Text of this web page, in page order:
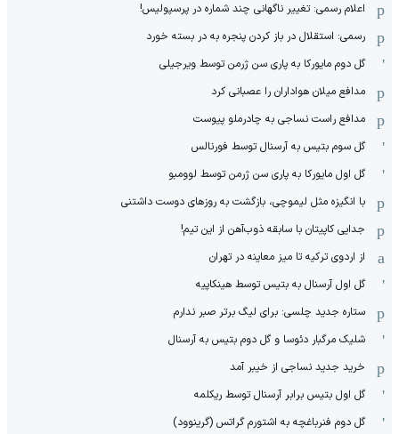
اعلام رسمی: تغییر ناگهانی چند شماره در پرسپولیس!
رسمی: استقلال در باز کردن پنجره به در بسته خورد
گل دوم مایورکا به پاری سن ژرمن توسط ویرجیلی
مدافع میلان هواداران را عصبانی کرد
مدافع راست نساجی به چادرملو پیوست
گل سوم بتیس به آرسنال توسط فورنالس
گل اول مایورکا به پاری سن ژرمن توسط لوومبو
با انگیزه مثل لیموچی، بازگشت به روزهای دوست داشتنی
جدایی کاپیتان با سابقه ذوب‌آهن از این تیم!
از اردوی ترکیه تا میز معاینه در تهران
گل اول آرسنال به بتیس توسط هینکاپیه
ستاره جدید چلسی: برای لیگ برتر صبر ندارم
شلیک مرگبار دئوسا و گل دوم بتیس به آرسنال
خرید جدید نساجی از خیبر آمد
گل اول بتیس برابر آرسنال توسط ریکلمه
گل دوم فنرباغچه به اشتورم گراتس (گرینوود)